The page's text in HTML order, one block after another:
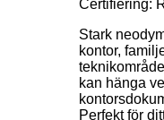
Certifiering:
Stark
kontor,
kan hänga
Perfekt för